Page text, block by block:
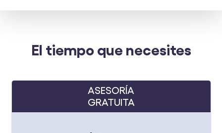
El tiempo que necesites
ASESORÍA
GRATUITA